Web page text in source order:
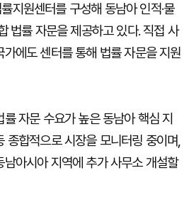
지원센터를 구성해 동남아 인적·물
법률 자문을 제공하고 있다. 직접 사
에도 센터를 통해 법률 자문을 지원
자문 수요가 높은 동남아 핵심 지
종합적으로 시장을 모니터링 중이며,
아시아 지역에 추가 사무소 개설할